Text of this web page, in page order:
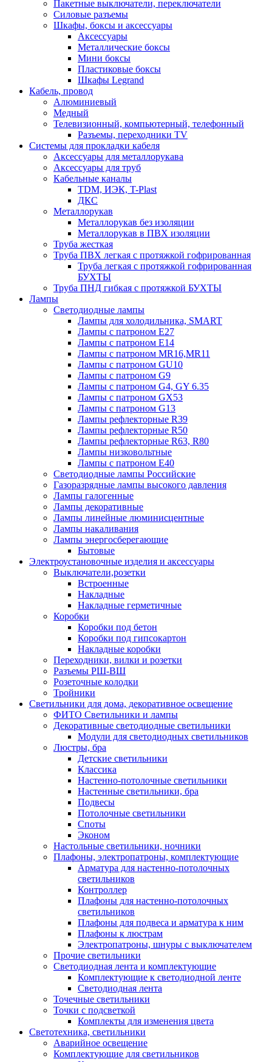
Пакетные выключатели, переключатели
Силовые разъемы
Шкафы, боксы и аксессуары
Аксессуары
Металлические боксы
Мини боксы
Пластиковые боксы
Шкафы Legrand
Кабель, провод
Алюминиевый
Медный
Телевизионный, компьютерный, телефонный
Разъемы, переходники TV
Системы для прокладки кабеля
Аксессуары для металлорукава
Аксессуары для труб
Кабельные каналы
TDM, ИЭК, T-Plast
ДКС
Металлорукав
Металлорукав без изоляции
Металлорукав в ПВХ изоляции
Труба жесткая
Труба ПВХ легкая с протяжкой гофрированная
Труба легкая с протяжкой гофрированная
БУХТЫ
Труба ПНД гибкая с протяжкой БУХТЫ
Лампы
Светодиодные лампы
Лампы для холодильника, SMART
Лампы с патроном E27
Лампы с патроном Е14
Лампы с патроном MR16,MR11
Лампы с патроном GU10
Лампы с патроном G9
Лампы с патроном G4, GY 6.35
Лампы с патроном GX53
Лампы с патроном G13
Лампы рефлекторные R39
Лампы рефлекторные R50
Лампы рефлекторные R63, R80
Лампы низковольтные
Лампы с патроном Е40
Светодиодные лампы Российские
Газоразрядные лампы высокого давления
Лампы галогенные
Лампы декоративные
Лампы линейные люминисцентные
Лампы накаливания
Лампы энергосберегающие
Бытовые
Электроустановочные изделия и аксессуары
Выключатели,розетки
Встроенные
Накладные
Накладные герметичные
Коробки
Коробки под бетон
Коробки под гипсокартон
Накладные коробки
Переходники, вилки и розетки
Разъемы РШ-ВШ
Розеточные колодки
Тройники
Светильники для дома, декоративное освещение
ФИТО Светильники и лампы
Декоративные светодиодные светильники
Модули для светодиодных светильников
Люстры, бра
Детские светильники
Классика
Настенно-потолочные светильники
Настенные светильники, бра
Подвесы
Потолочные светильники
Споты
Эконом
Настольные светильники, ночники
Плафоны, электропатроны, комплектующие
Арматура для настенно-потолочных
светильников
Контроллер
Плафоны для настенно-потолочных
светильников
Плафоны для подвеса и арматура к ним
Плафоны к люстрам
Электропатроны, шнуры с выключателем
Прочие светильники
Светодиодная лента и комплектующие
Комплектующие к светодиодной ленте
Светодиодная лента
Точечные светильники
Точки с подсветкой
Комплекты для изменения цвета
Светотехника, светильники
Аварийное освещение
Комплектующие для светильников